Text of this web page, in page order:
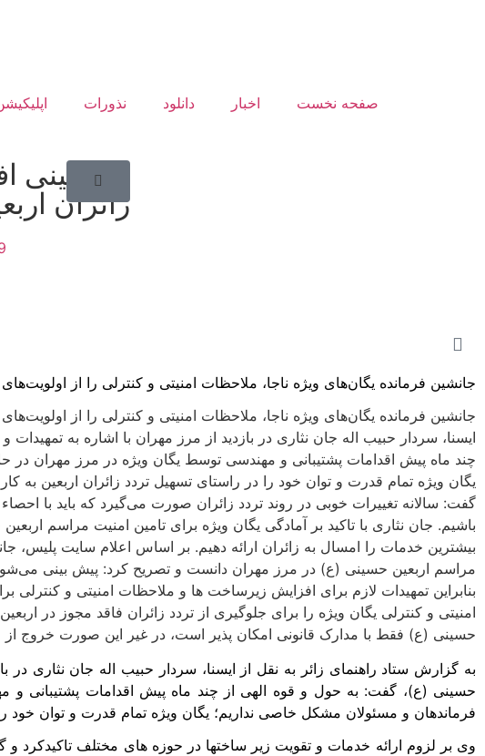
صفحه نخست اخبار دانلود نذورات
پیش‌بینی
زائران
جانشین فرمانده یگان‌های ویژه ناجا، ملاحظات امنیتی و کنترلی را از اولویت‌های این
ایسنا، سردار حبیب اله جان نثاری در بازدید از مرز مهران با اشاره به
چند ماه پیش اقدامات پشتیبانی و مهندسی توسط یگان ویژه در مرز مهران
یگان ویژه تمام قدرت و توان خود را در راستای تسهیل تردد زائران اربعین
گفت: سالانه تغییرات خوبی در روند تردد زائران صورت می‌گیرد که باید با
باشیم. جان نثاری با تاکید بر آمادگی یگان ویژه برای تامین امنیت مراسم
بیشترین خدمات را امسال به زائران ارائه دهیم. بر اساس اعلام سایت پلیس،
مراسم اربعین حسینی (ع) در مرز مهران دانست و تصریح کرد: پیش بینی
بنابراین تمهیدات لازم برای افزایش زیرساخت ها و ملاحظات امنیتی و
امنیتی و کنترلی یگان ویژه را برای جلوگیری از تردد زائران فاقد مجوز
حسینی (ع) فقط با مدارک قانونی امکان پذیر است، در غیر این صورت خروج
به گزارش ستاد راهنمای زائر به نقل از ایسنا، سردار حبیب اله جان نثاری در
حسینی (ع)، گفت: به حول و قوه الهی از چند ماه پیش اقدامات پشتیبانی
فرماندهان و مسئولان مشکل خاصی نداریم؛ یگان ویژه تمام قدرت و توان خود
وی بر لزوم ارائه خدمات و تقویت زیر ساختها در حوزه های مختلف تاکیدکرد